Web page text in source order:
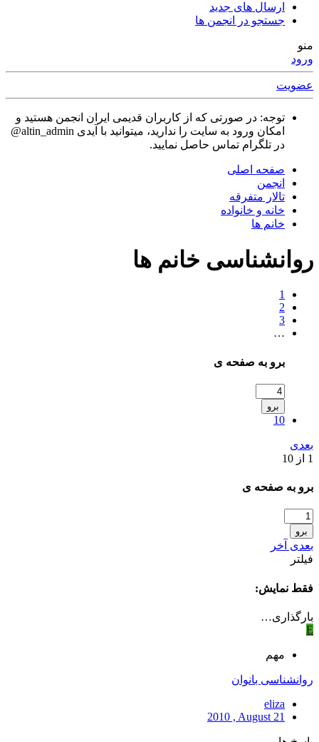
ارسال های جدید
جستجو در انجمن ها
منو
ورود
عضویت
توجه: در صورتی که از کاربران قدیمی ایران انجمن هستید و
امکان ورود به سایت را ندارید، میتوانید با آیدی altin_admin@
در تلگرام تماس حاصل نمایید.
صفحه اصلی
انجمن
تالار متفرقه
خانه و خانواده
خانم ها
روانشناسی خانم ها
1
2
3
…
برو به صفحه ی
برو
10
بعدی
1 از 10
برو به صفحه ی
برو
بعدی آخر
فیلتر
فقط نمایش:
بارگذاری…
E
مهم
روانشناسی بانوان
eliza
2010 , August 21